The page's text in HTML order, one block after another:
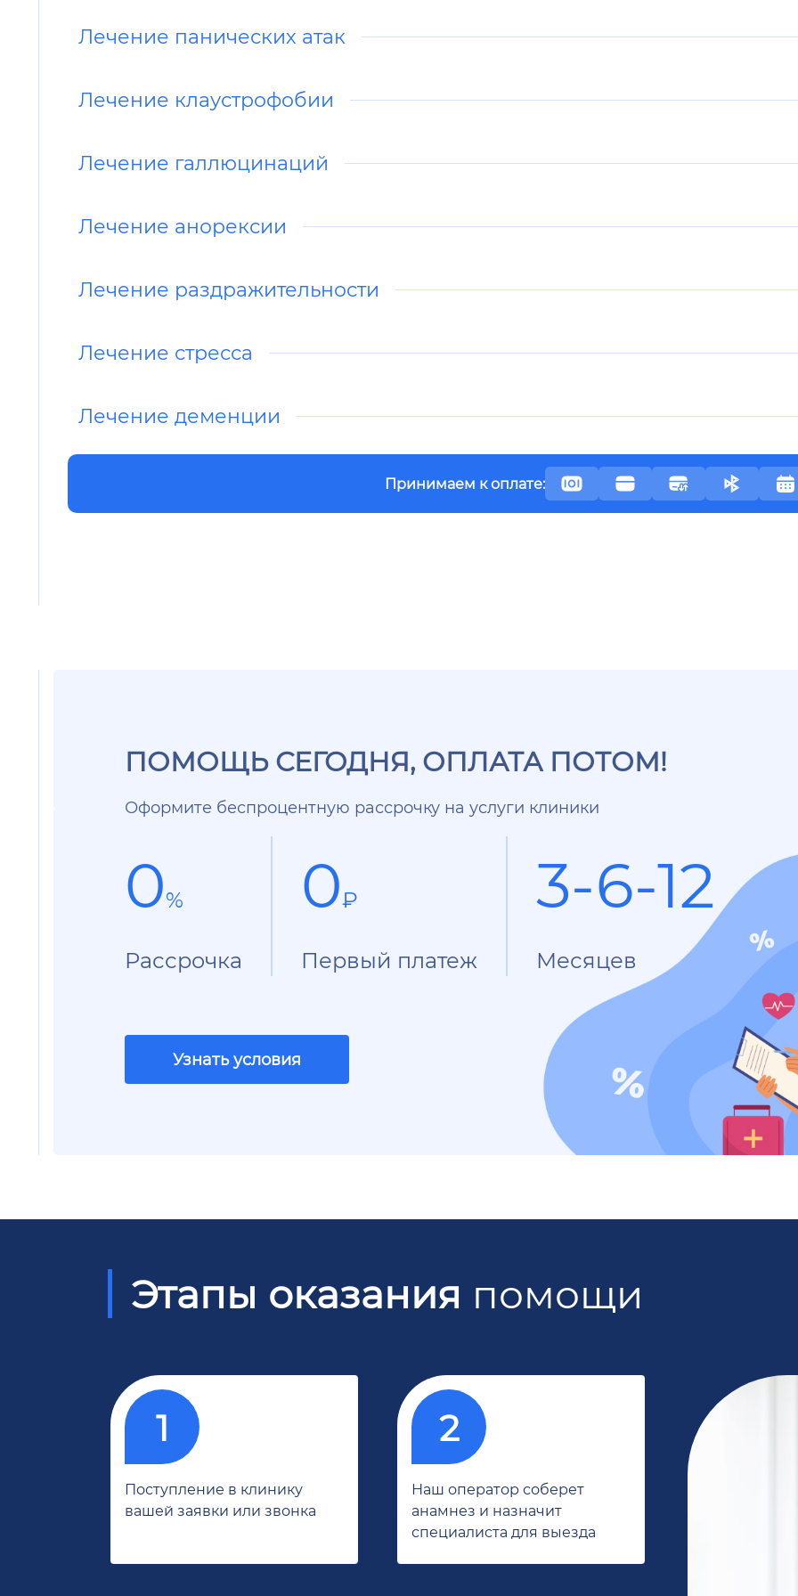
Лечение панических атак
Лечение клаустрофобии
Лечение галлюцинаций
Лечение анорексии
Лечение раздражительности
Лечение стресса
Лечение деменции
Принимаем к оплате:
ПОМОЩЬ СЕГОДНЯ, ОПЛАТА ПОТОМ!
Оформите беспроцентную рассрочку на услуги клиники
0%
Рассрочка
0₽
Первый платеж
3-6-12
Месяцев
Узнать условия
Этапы оказания помощи
Поступление в клинику
вашей заявки или звонка
Наш оператор соберет
анамнез и назначит
специалиста для выезда